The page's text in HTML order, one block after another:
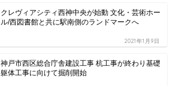
クレヴィアシティ西神中央が始動 文化・芸術ホー
ル/西図書館と共に駅南側のランドマークへ
2021年1月9日
神戸市西区総合庁舎建設工事 杭工事が終わり基礎
躯体工事に向けて掘削開始